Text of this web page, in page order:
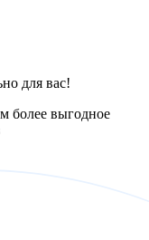
для вас!
более выгодное